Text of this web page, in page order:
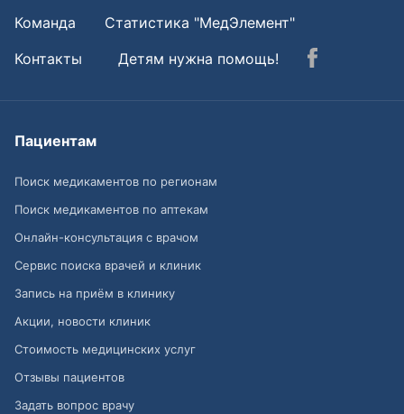
Команда
Статистика "МедЭлемент"
Контакты
Детям нужна помощь!
Пациентам
Поиск медикаментов по регионам
Поиск медикаментов по аптекам
Онлайн-консультация с врачом
Сервис поиска врачей и клиник
Запись на приём в клинику
Акции, новости клиник
Стоимость медицинских услуг
Отзывы пациентов
Задать вопрос врачу